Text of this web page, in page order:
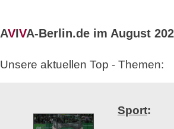
AVIVA-Berlin.de im August
Unsere aktuellen Top - Themen:
Sport: